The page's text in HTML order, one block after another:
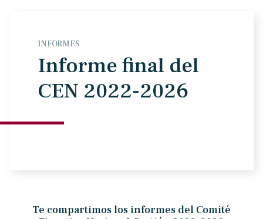
INFORMES
Informe final del
CEN 2022-2026
Te compartimos los informes del Comité